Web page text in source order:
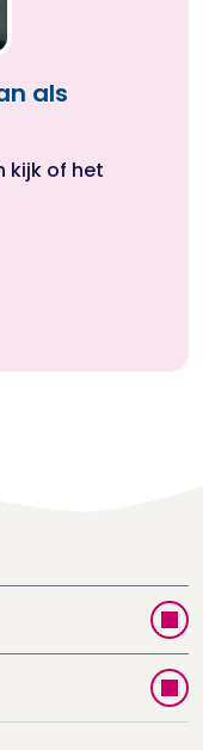
als
kijk of het